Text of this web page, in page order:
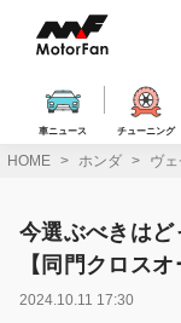
ス
車ニュース チューニング
HOME ホンダ ヴ
今選ぶべきは
【同門クロス
2024.10.11 17:30